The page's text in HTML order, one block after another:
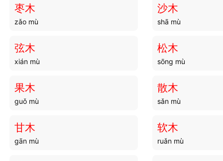
兵秩 兵厨
兵木 兵源
兵交 兵站
兵头 兵盟
枣木
zǎo mù
沙木
shā mù
弦木
xián mù
松木
sōng mù
果木
guǒ mù
散木
sǎn mù
甘木
gān mù
软木
ruǎn mù